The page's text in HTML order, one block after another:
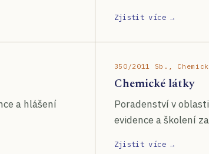
Zjistit více →
a hlášení
350/2011 Sb.,
Chemické látky
Poradenství v
evidence a školení
Zjistit více →